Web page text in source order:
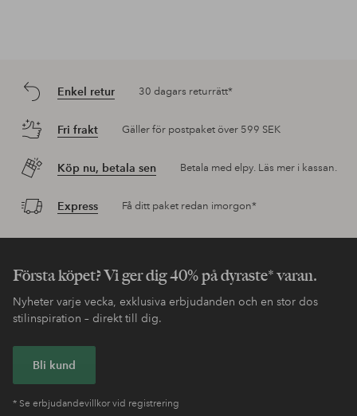
Enkel retur 30 dagars returrätt*
Fri frakt Gäller för postpaket över 599 SEK
Köp nu, betala sen Betala med elpy. Läs mer i kassan.
Express Få ditt paket redan imorgon*
Första köpet? Vi ger dig 40% på dyraste* varan.
Nyheter varje vecka, exklusiva erbjudanden och en stor dos
stilinspiration – direkt till dig.
Bli kund
* Se erbjudandevillkor vid registrering